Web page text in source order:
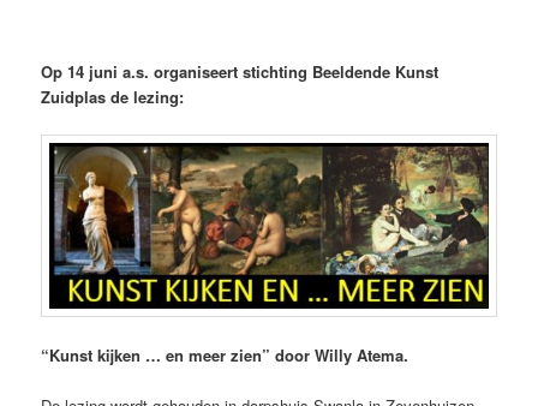
Op 14 juni a.s. organiseert stichting Beeldende Kunst
Zuidplas de lezing:
“Kunst kijken … en meer zien” door Willy Atema.